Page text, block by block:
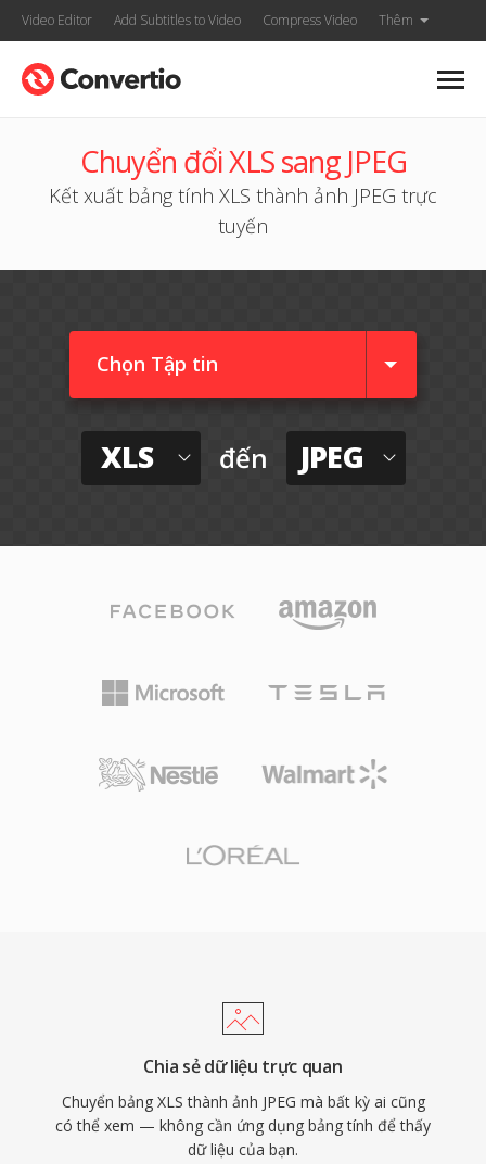
Video Editor Add Subtitles to Video Compress Video Thêm
Chuyển đổi XLS sang JPEG
Kết xuất bảng tính XLS thành ảnh JPEG trực
tuyến
Chọn Tập tin
XLS đến JPEG
Chia sẻ dữ liệu trực quan
Chuyển bảng XLS thành ảnh JPEG mà bất kỳ ai cũng
có thể xem — không cần ứng dụng bảng tính để thấy
dữ liệu của bạn.